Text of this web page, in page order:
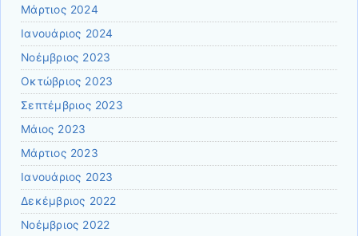
Μάρτιος 2024
Ιανουάριος 2024
Νοέμβριος 2023
Οκτώβριος 2023
Σεπτέμβριος 2023
Μάιος 2023
Μάρτιος 2023
Ιανουάριος 2023
Δεκέμβριος 2022
Νοέμβριος 2022